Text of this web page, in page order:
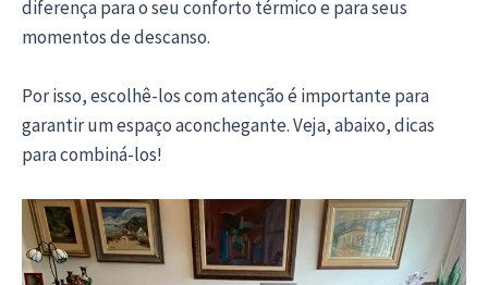
diferença para o seu conforto térmico e para seus
momentos de descanso.
Por isso, escolhê-los com atenção é importante para
garantir um espaço aconchegante. Veja, abaixo, dicas
para combiná-los!